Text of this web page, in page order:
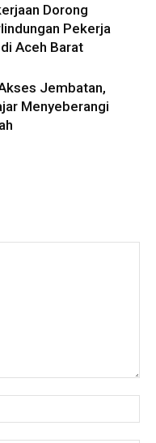
Dorong
Pekerja
Aceh Barat
Jembatan,
Menyeberangi